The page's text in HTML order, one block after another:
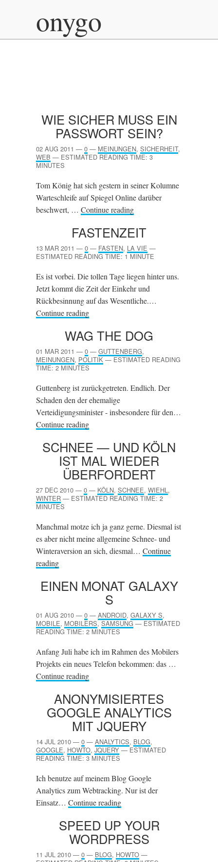
onygo
WIE SICHER MUSS EIN
PASSWORT SEIN?
02 AUG 2011 — 0 — MEINUNGEN, SICHERHEIT,
WEB — ESTIMATED READING TIME: 3
MINUTES
Tom König hat sich gestern in seiner Kolumne
Warteschleife auf Spiegel Online darüber
beschwert, … Continue reading
FASTENZEIT
13 MAR 2011 — 0 — FASTEN, LA VIE —
ESTIMATED READING TIME: 1 MINUTE
Es ist vorbei. Die tollen Tage liegen hinter uns.
Jetzt kommt die Zeit der Einkehr und
Rückbesinnung auf das Wesentliche.…
Continue reading
WAG THE DOG
01 MAR 2011 — 0 — GUTTENBERG,
MEINUNGEN, POLITIK —ESTIMATED READING
TIME: 2 MINUTES
Guttenberg ist zurückgetreten. Endlich. Der
Schaden den der ehemalige
Verteidigungsminister - insbesondere für den…
Continue reading
SCHNEE — UND KÖLN
IST MAL WIEDER
ÜBERFORDERT
27 DEC 2010 — 0 — KÖLN, SCHNEE, WIEHL,
WINTER — ESTIMATED READING TIME: 2
MINUTES
Manchmal motze ich ja ganz gerne. Diesmal ist
es aber nicht meine allgemeine Schnee- und
Winteraversion an sich, diesmal… Continue
reading
EINEN MONAT GALAXY
S
01 AUG 2010 — 0 — ANDROID, GALAXY S,
MOBILE, MOBILERS,SAMSUNG —ESTIMATED
READING TIME: 2 MINUTES
Anfang Juli habe ich im Rahmen des Mobilers
Projekts ein neues Telefon bekommen: das …
Continue reading
ANONYMISIERTES
GOOGLE ANALYTICS
MIT JQUERY
14 JUL 2010 — 0 — ANALYTICS, BLOG,
GOOGLE, HOWTO, JQUERY —ESTIMATED
READING TIME: 3 MINUTES
Ich benutze auf meinem Blog Google
Analytics zum Webtracking. Nur ist der
Einsatz… Continue reading
SPEED UP YOUR
WORDPRESS
11 JUL 2010 — 0 — BLOG, HOWTO —